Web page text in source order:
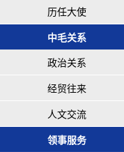
历任大使
中毛关系
政治关系
经贸往来
人文交流
领事服务